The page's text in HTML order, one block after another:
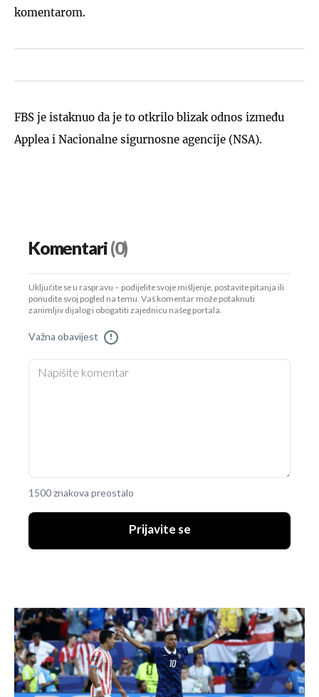
komentarom.
FBS je istaknuo da je to otkrilo blizak odnos između
Applea i Nacionalne sigurnosne agencije (NSA).
Komentari(0)
Uključite se u raspravu – podijelite svoje mišljenje, postavite pitanja ili
ponudite svoj pogled na temu. Vaš komentar može potaknuti
zanimljiv dijalog i obogatiti zajednicu našeg portala.
Važna obavijest !
1500 znakova preostalo
Prijavite se